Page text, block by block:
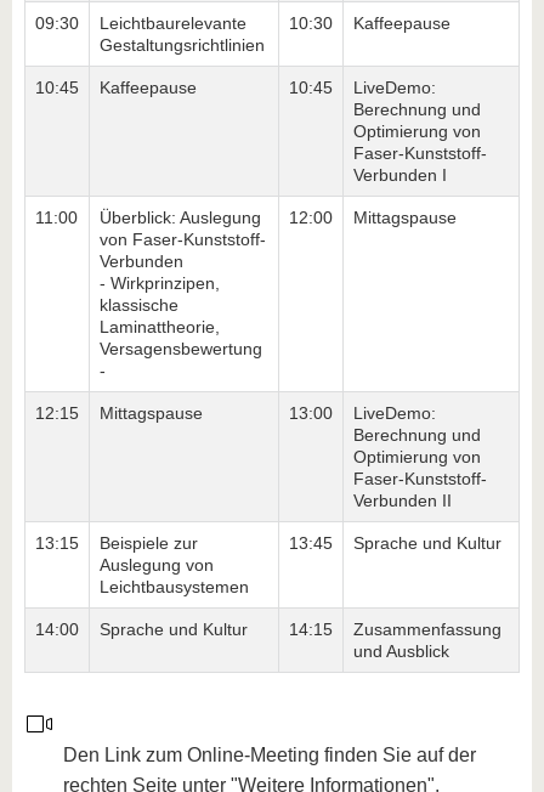
09:30
Leichtbaurelevante
Gestaltungsrichtlinien
10:30 Kaffeepause
10:45 Kaffeepause 10:45
LiveDemo:
Berechnung und
Optimierung von
Faser-Kunststoff-
Verbunden I
11:00
Überblick: Auslegung
von Faser-Kunststoff-
Verbunden
- Wirkprinzipen,
klassische
Laminattheorie,
Versagensbewertung
-
12:00 Mittagspause
12:15 Mittagspause 13:00
LiveDemo:
Berechnung und
Optimierung von
Faser-Kunststoff-
Verbunden II
13:15
Beispiele zur
Auslegung von
Leichtbausystemen
13:45 Sprache und Kultur
14:00 Sprache und Kultur 14:15
Zusammenfassung
und Ausblick
Den Link zum Online-Meeting finden Sie auf der
rechten Seite unter "Weitere Informationen".